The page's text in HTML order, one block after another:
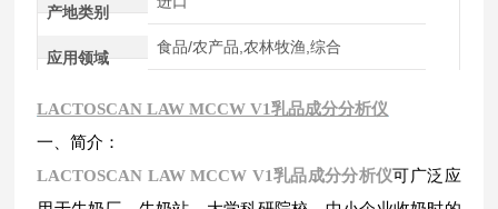
产地类别
应用领域
食品/农产品,农林牧渔,综合
LACTOSCAN LAW MCCW V1乳品成分分析仪
一、简介：
LACTOSCAN LAW MCCW V1乳品成分分析仪可广泛应